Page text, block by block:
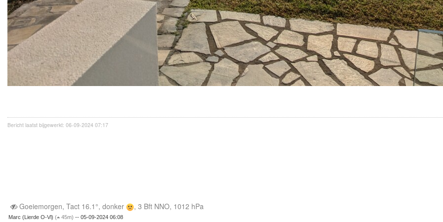
Bericht laatst bijgewerkt: 06-09-2024 07:17
Goeiemorgen, Tact 16.1°, donker , 3 Bft NNO, 1012 hPa
Marc (Lierde O-Vl) ( 45m) -- 05-09-2024 06:08